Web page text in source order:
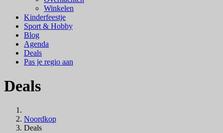
Winkelen
Kinderfeestje
Sport & Hobby
Blog
Agenda
Deals
Pas je regio aan
Deals
Noordkop
Deals